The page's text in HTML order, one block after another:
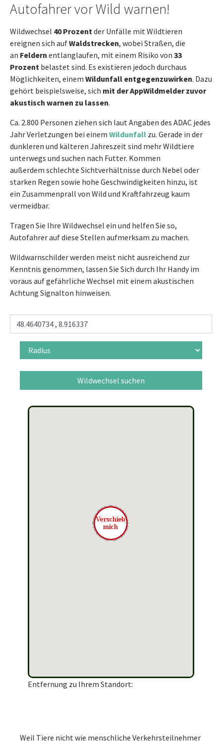
Autofahrer vor Wild warnen!
Wildwechsel 40 Prozentder Unfälle mit Wildtieren
ereignen sich aufWaldstrecken, wobei Straßen, die
an Feldern entlanglaufen, mit einem Risiko von 33
Prozent belastet sind. Es existieren jedoch durchaus
Möglichkeiten, einem Wildunfall entgegenzuwirken. Dazu
gehört beispielsweise, sich mit der AppWildmelder zuvor
akustisch warnen zu lassen.
Ca. 2.800 Personen ziehen sich laut Angaben des ADAC jedes
Jahr Verletzungen bei einem Wildunfall zu. Gerade in der
dunkleren und kälteren Jahreszeit sind mehr Wildtiere
unterwegs und suchen nach Futter. Kommen
außerdem schlechte Sichtverhältnisse durch Nebel oder
starken Regen sowie hohe Geschwindigkeiten hinzu, ist
ein Zusammenprall von Wild und Kraftfahrzeug kaum
vermeidbar.
Tragen Sie Ihre Wildwechsel ein und helfen Sie so,
Autofahrer auf diese Stellen aufmerksam zu machen.
Wildwarnschilder werden meist nicht ausreichend zur
Kenntnis genommen, lassen Sie Sich durch Ihr Handy im
voraus auf gefährliche Wechsel mit einem akustischen
Achtung Signalton hinweisen.
Entfernung zu Ihrem Standort:
Weil Tiere nicht wie menschliche Verkehrsteilnehmer